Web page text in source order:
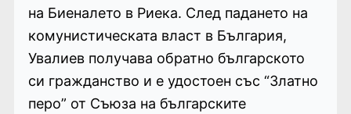
на Биеналето в Риека. След падането на
комунистическата власт в България,
Увалиев получава обратно българското
си гражданство и е удостоен със “Златно
перо” от Съюза на българските